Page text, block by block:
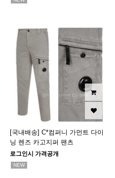
[국내배송] C*컴퍼니 가먼트 다이
닝 렌즈 카고지퍼 팬츠
로그인시 가격공개
NEW